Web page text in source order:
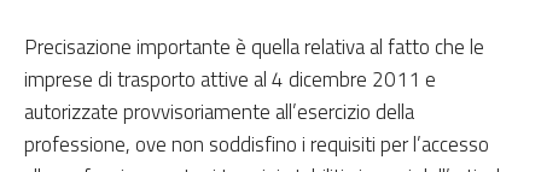
Precisazione importante è quella relativa al fatto che le
imprese di trasporto attive al 4 dicembre 2011 e
autorizzate provvisoriamente all’esercizio della
professione, ove non soddisfino i requisiti per l’accesso